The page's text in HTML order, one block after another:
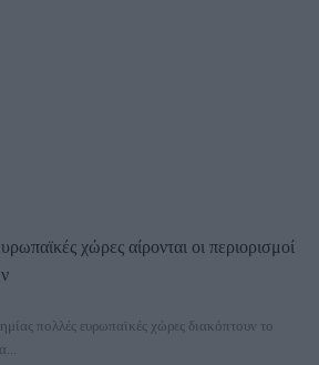
χώρες αίρονται οι περιορισμοί
πολλές ευρωπαϊκές χώρες διακόπτουν το